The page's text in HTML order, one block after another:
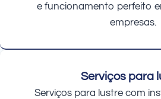
e funcionamento perfeito
empresas.
Serviços para
Serviços para lustre com